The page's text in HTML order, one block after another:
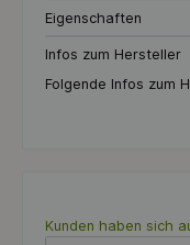
Eigenschaften
Infos zum Hersteller
Folgende Infos zum
Produktgalerie
Kunden haben sich